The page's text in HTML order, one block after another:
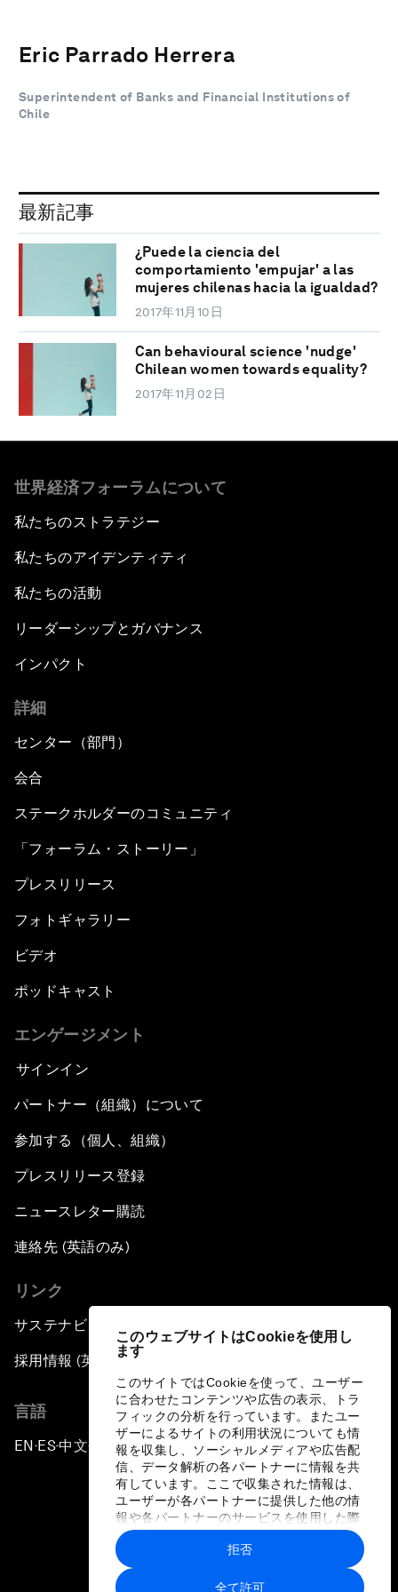
このウェブサイトはCookieを使用し
ます
このサイトではCookieを使って、ユーザー
に合わせたコンテンツや広告の表示、トラ
フィックの分析を行っています。またユー
ザーによるサイトの利用状況についても情
報を収集し、ソーシャルメディアや広告配
信、データ解析の各パートナーに情報を共
有しています。ここで収集された情報は、
ユーザーが各パートナーに提供した他の情
報や各パートナーのサービスを使用した際
に収集された情報と組み合わされ、各パー
トナーによって使用されることがありま
す。
全て許可
拒否
Eric Parrado Herrera
Superintendent of Banks and Financial Institutions of
Chile
最新記事
¿Puede la ciencia del
comportamiento 'empujar' a las
mujeres chilenas hacia la igualdad?
2017年11月10日
Can behavioural science 'nudge'
Chilean women towards equality?
2017年11月02日
世界経済フォーラムについて
私たちのストラテジー
私たちのアイデンティティ
私たちの活動
リーダーシップとガバナンス
インパクト
詳細
センター（部門）
会合
ステークホルダーのコミュニティ
「フォーラム・ストーリー」
プレスリリース
フォトギャラリー
ビデオ
ポッドキャスト
エンゲージメント
サインイン
パートナー（組織）について
参加する（個人、組織）
プレスリリース登録
ニュースレター購読
連絡先 (英語のみ)
リンク
サステナビリティへの取り組み
採用情報 (英語のみ)
言語
EN ▪ES▪中文▪ 日本語
プライバシーポリシーと利用規約